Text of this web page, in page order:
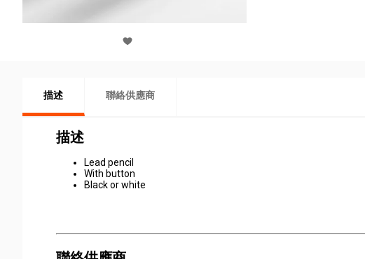
描述 聯絡供應商
描述
Lead pencil
With button
Black or white